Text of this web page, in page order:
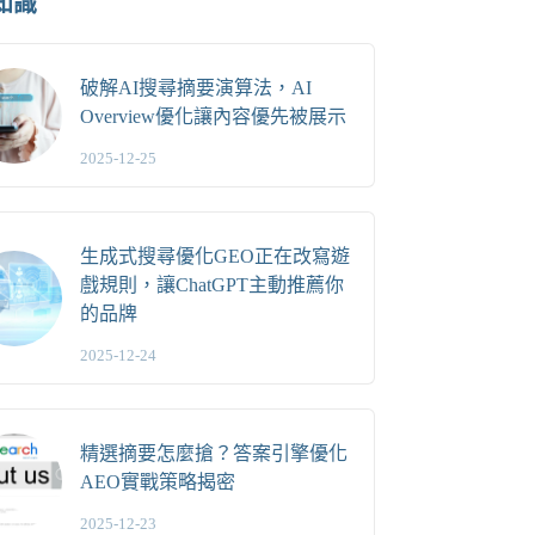
破解AI搜尋摘要演算法，AI
Overview優化讓內容優先被展示
2025-12-25
生成式搜尋優化GEO正在改寫遊
戲規則，讓ChatGPT主動推薦你
的品牌
2025-12-24
精選摘要怎麼搶？答案引擎優化
AEO實戰策略揭密
2025-12-23